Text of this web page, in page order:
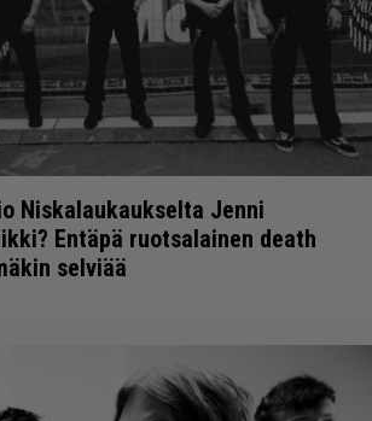
Niskalaukaukselta Jenni
Entäpä ruotsalainen death
selviää